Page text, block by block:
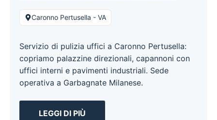
Caronno Pertusella - VA
Servizio di pulizia uffici a Caronno Pertusella:
copriamo palazzine direzionali, capannoni con
uffici interni e pavimenti industriali. Sede
operativa a Garbagnate Milanese.
LEGGI DI PIÙ